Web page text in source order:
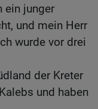
ein junger
und mein Herr
wurde vor drei
der Kreter
und haben